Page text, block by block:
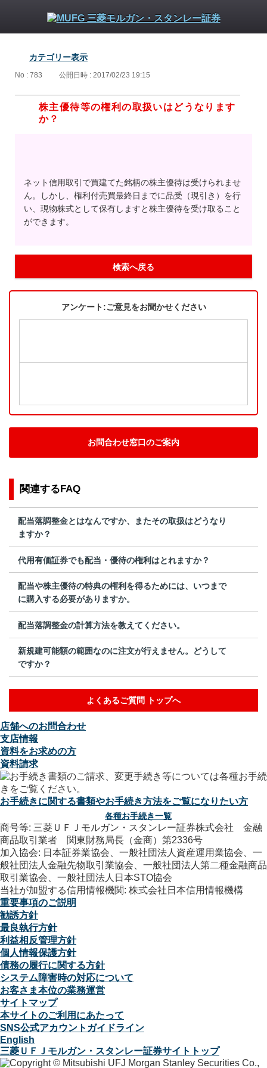
カテゴリー表示
No : 783 公開日時 : 2017/02/23 19:15
株主優待等の権利の取扱いはどうなります
か？
ネット信用取引で買建てた銘柄の株主優待は受けられませ
ん。しかし、権利付売買最終日までに品受（現引き）を行
い、現物株式として保有しますと株主優待を受け取ること
ができます。
検索へ戻る
アンケート:ご意見をお聞かせください
お問合わせ窓口のご案内
関連するFAQ
配当落調整金とはなんですか、またその取扱はどうなり
ますか？
代用有価証券でも配当・優待の権利はとれますか？
配当や株主優待の特典の権利を得るためには、いつまで
に購入する必要がありますか。
配当落調整金の計算方法を教えてください。
新規建可能額の範囲なのに注文が行えません。どうして
ですか？
よくあるご質問 トップへ
店舗へのお問合わせ
支店情報
資料をお求めの方
資料請求
お手続きに関する書類やお手続き方法をご覧になりたい方
各種お手続き一覧
商号等: 三菱ＵＦＪモルガン・スタンレー証券株式会社 金融
商品取引業者 関東財務局長（金商）第2336号
加入協会: 日本証券業協会、一般社団法人資産運用業協会、一
般社団法人金融先物取引業協会、一般社団法人第二種金融商品
取引業協会、一般社団法人日本STO協会
当社が加盟する信用情報機関: 株式会社日本信用情報機構
重要事項のご説明
勧誘方針
最良執行方針
利益相反管理方針
個人情報保護方針
債務の履行に関する方針
システム障害時の対応について
お客さま本位の業務運営
サイトマップ
本サイトのご利用にあたって
SNS公式アカウントガイドライン
English
三菱ＵＦＪモルガン・スタンレー証券サイトトップ